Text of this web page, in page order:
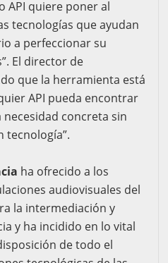
API quiere poner al
tecnologías que ayudan
a perfeccionar su
El director de
que la herramienta está
API pueda encontrar
concreta sin
tecnología”.
ha ofrecido a los
audiovisuales del
la intermediación y
y ha incidido en lo vital
de todo el